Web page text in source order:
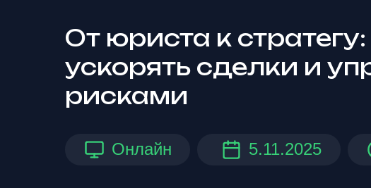
Онлайн 5.11.2025
От юриста к
ускорять сделки и
рисками